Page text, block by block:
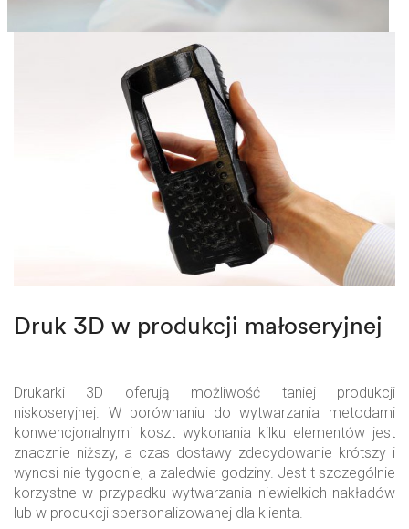
Druk 3D w produkcji małoseryjnej
Drukarki 3D oferują możliwość taniej produkcji
niskoseryjnej. W porównaniu do wytwarzania metodami
konwencjonalnymi koszt wykonania kilku elementów jest
znacznie niższy, a czas dostawy zdecydowanie krótszy i
wynosi nie tygodnie, a zaledwie godziny. Jest t szczególnie
korzystne w przypadku wytwarzania niewielkich nakładów
lub w produkcji spersonalizowanej dla klienta.